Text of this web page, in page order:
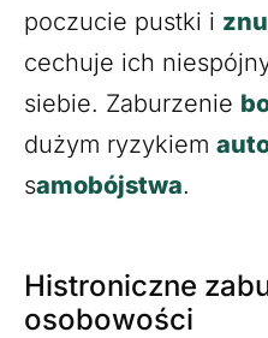
poczucie pustki i
cechuje ich
siebie. Zaburzenie
dużym ryzykiem
samobójstwa.
Histroniczne
osobowości